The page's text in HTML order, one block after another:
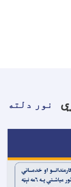
نور دلته